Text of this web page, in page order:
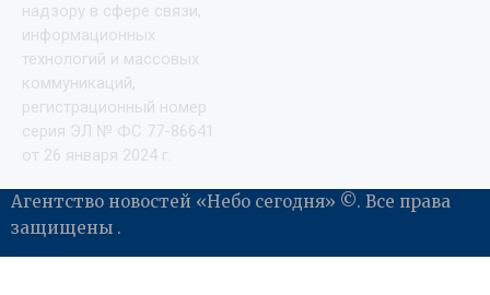
надзору в сфере связи,
информационных
технологий и массовых
коммуникаций,
регистрационный номер
серия ЭЛ № ФС 77-86641
от 26 января 2024 г.
Агентство новостей «Небо сегодня» ©. Все права
защищены .